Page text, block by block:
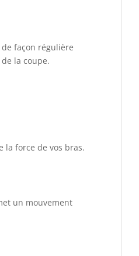
façon régulière
la coupe.
la force de vos bras.
un mouvement